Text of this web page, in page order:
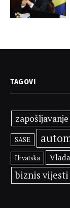
TAGOVI
zapošljavanje
SASE
Hrvatska
biznis vijesti